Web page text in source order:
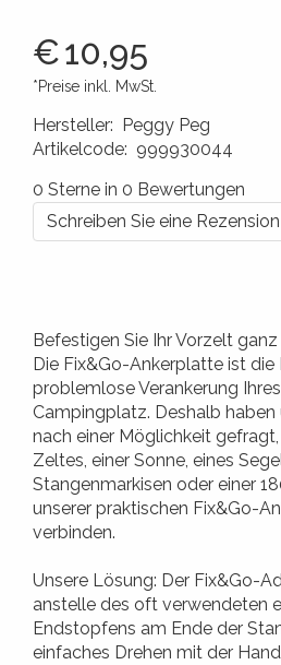
€10,95
*Preise inkl. MwSt.
Hersteller: Peggy Peg
Artikelcode: 999930044
0 Sterne in 0 Bewertungen
Schreiben Sie eine Rezension
Befestigen Sie Ihr Vorzelt
Die Fix&Go-Ankerplatte ist
problemlose Verankerung
Campingplatz. Deshalb haben
nach einer Möglichkeit
Zeltes, einer Sonne, eines
Stangenmarkisen oder einer
unserer praktischen Fix&Go-
verbinden.
Unsere Lösung: Der Fix&Go-
anstelle des oft verwendeten
Endstopfens am Ende der
einfaches Drehen mit der